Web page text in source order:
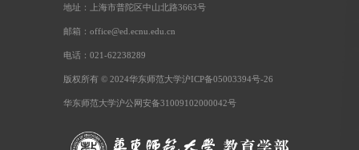
地址：上海市普陀区中山北路3663号
邮箱：office@ed.ecnu.edu.cn
电话：021-62238289
版权所有 © 2024华东师范大学沪ICP备05003394号-26
华东师范大学沪公网安备31009102000042号